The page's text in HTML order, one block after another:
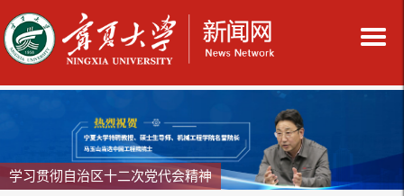
学习贯彻自治区十二次党代会精神